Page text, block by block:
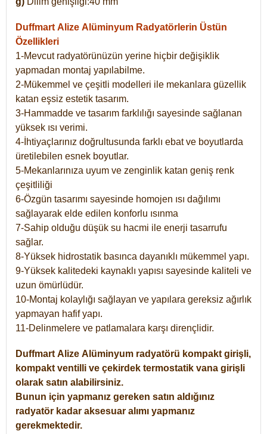
Duffmart Alize Alüminyum Radyatörlerin Üstün
Özellikleri
1-Mevcut radyatörünüzün yerine hiçbir değişiklik
yapmadan montaj yapılabilme.
2-Mükemmel ve çeşitli modelleri ile mekanlara güzellik
katan eşsiz estetik tasarım.
3-Hammadde ve tasarım farklılığı sayesinde sağlanan
yüksek ısı verimi.
4-İhtiyaçlarınız doğrultusunda farklı ebat ve boyutlarda
üretilebilen esnek boyutlar.
5-Mekanlarınıza uyum ve zenginlik katan geniş renk
çeşitliliği
6-Özgün tasarımı sayesinde homojen ısı dağılımı
sağlayarak elde edilen konforlu ısınma
7-Sahip olduğu düşük su hacmi ile enerji tasarrufu
sağlar.
8-Yüksek hidrostatik basınca dayanıklı mükemmel yapı.
9-Yüksek kalitedeki kaynaklı yapısı sayesinde kaliteli ve
uzun ömürlüdür.
10-Montaj kolaylığı sağlayan ve yapılara gereksiz ağırlık
yapmayan hafif yapı.
11-Delinmelere ve patlamalara karşı dirençlidir.
Duffmart Alize Alüminyum radyatörü kompakt girişli,
kompakt ventilli ve çekirdek termostatik vana girişli
olarak satın alabilirsiniz.
Bunun için yapmanız gereken satın aldığınız
radyatör kadar aksesuar alımı yapmanız
gerekmektedir.